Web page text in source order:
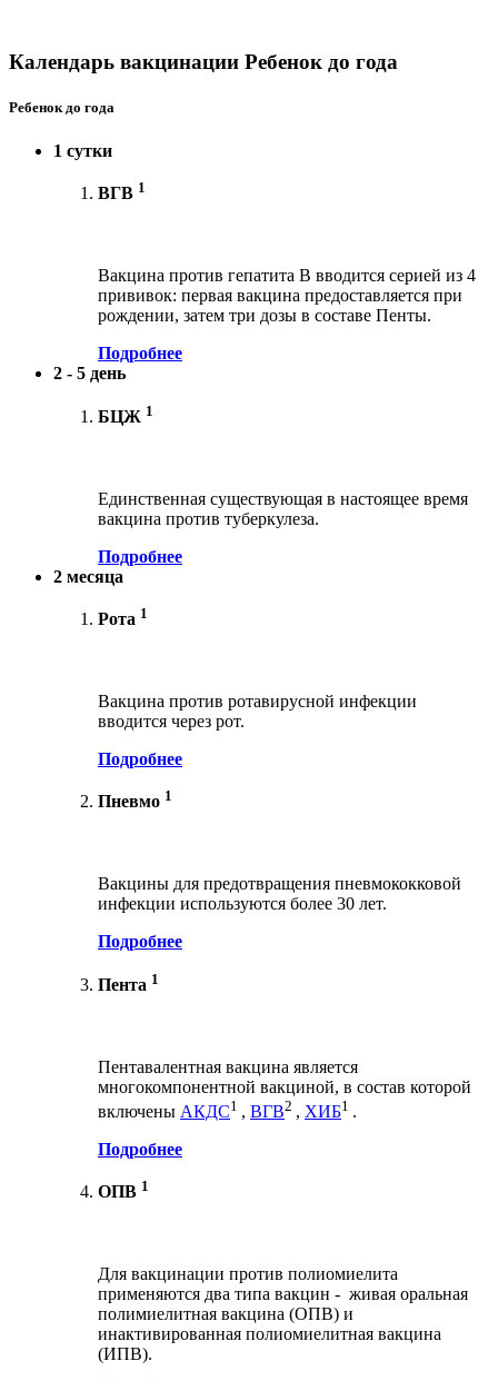
Календарь вакцинации Ребенок до года
Ребенок до года
1 сутки
ВГВ 1
Вакцина против гепатита В вводится серией из 4
прививок: первая вакцина предоставляется при
рождении, затем три дозы в составе Пенты.
Подробнее
2 - 5 день
БЦЖ 1
Единственная существующая в настоящее время
вакцина против туберкулеза.
Подробнее
2 месяца
Рота 1
Вакцина против ротавирусной инфекции
вводится через рот.
Подробнее
Пневмо 1
Вакцины для предотвращения пневмококковой
инфекции используются более 30 лет.
Подробнее
Пента 1
Пентавалентная вакцина является
многокомпонентной вакциной, в состав которой
включены АКДС1 , ВГВ2 , ХИБ1 .
Подробнее
ОПВ 1
Для вакцинации против полиомиелита
применяются два типа вакцин - живая оральная
полимиелитная вакцина (ОПВ) и
инактивированная полиомиелитная вакцина
(ИПВ).